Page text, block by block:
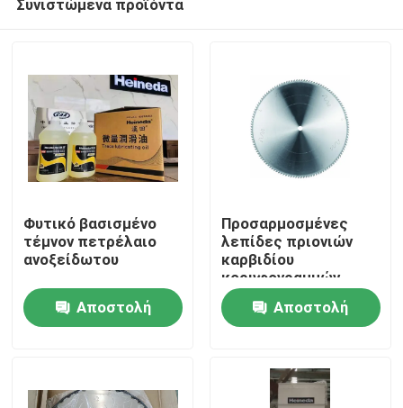
Σπίτι
Περίπου εμείς
Συνιστώμενα προϊόντα
Φυτικό βασισμένο
τέμνον πετρέλαιο
ανοξείδωτου
Αποστολή
Προσαρμοσμένες
λεπίδες πριονιών
καρβιδίου
κορυφογραμμών
λεπίδων πριονιών
450mm στρογγυλές
αντιοξειδωτικές
Αποστολή